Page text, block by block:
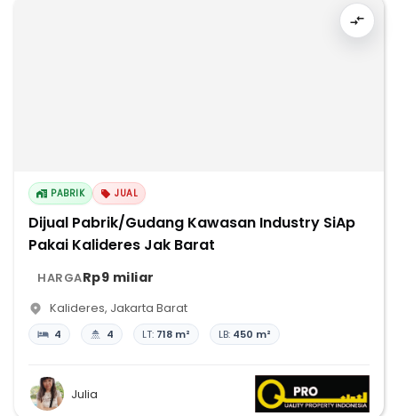
PABRIK JUAL
Dijual Pabrik/Gudang Kawasan Industry SiAp
Pakai Kalideres Jak Barat
HARGARp9 miliar
Kalideres, Jakarta Barat
4 4 LT: 718 m² LB: 450 m²
Julia